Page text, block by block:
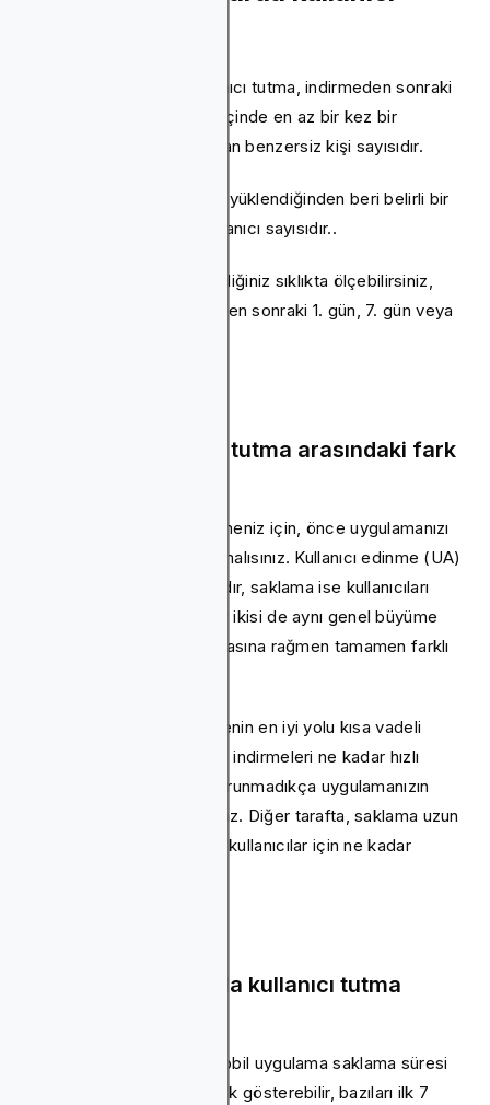
Mobil uygulamalarda kullanıcı tutma, indirmeden sonraki
belirli bir süre (gün/hafta) içinde en az bir kez bir
uygulamayı açan ve kullanan benzersiz kişi sayısıdır.
Aynı zamanda, uygulamayı yüklendiğinden beri belirli bir
tarihte ilk kez başlatan kullanıcı sayısıdır..
Kullanıcı tutma oranını istediğiniz sıklıkta ölçebilirsiniz,
ancak çoğunlukla indirmeden sonraki 1. gün, 7. gün veya
Kullanıcı edinme ve tutma arasındaki fark
Kullanıcıları tutmayı düşünmeniz için, önce uygulamanızı
indirip yüklemelerini sağlamalısınız. Kullanıcı edinme (UA)
indirmelerin nasıl alınacağıdır, saklama ise kullanıcıları
aktif tutma yöntemidir. Her ikisi de aynı genel büyüme
stratejisinin bileşenleri olmasına rağmen tamamen farklı
Kullanıcı edinimini düşünmenin en iyi yolu kısa vadeli
kazançlardır. Sonuç olarak, indirmeleri ne kadar hızlı
alırsanız alın, kullanıcılar korunmadıkça uygulamanızın
başarısına katkıda bulunmaz. Diğer tarafta, saklama uzun
vadelidir ve uygulamanızın kullanıcılar için ne kadar
Mobil uygulamalarda kullanıcı tutma
Pazarlamacılar için tipik mobil uygulama saklama süresi
30 gündür, ancak bu farklılık gösterebilir, bazıları ilk 7